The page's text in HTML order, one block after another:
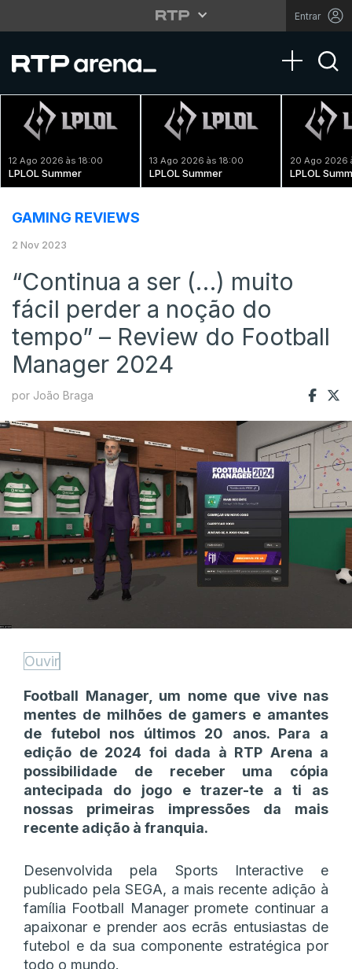
Entrar
Toggle
12 Ago 2026 às 18:00
LPLOL Summer
13 Ago 2026 às 18:00
LPLOL Summer
20 Ago 2026
LPLOL
GAMING REVIEWS
2 Nov 2023
“Continua a ser (…) muito
fácil perder a noção do
tempo” – Review do Football
Manager 2024
por João Braga
Ouvir
Football Manager, um nome que vive nas
mentes de milhões de gamers e amantes
de futebol nos últimos 20 anos. Para a
edição de 2024 foi dada à RTP Arena a
possibilidade de receber uma cópia
antecipada do jogo e trazer-te a ti as
nossas primeiras impressões da mais
recente adição à franquia.
Desenvolvida pela Sports Interactive e
publicado pela SEGA, a mais recente adição à
família Football Manager promete continuar a
apaixonar e prender aos ecrãs entusiastas de
futebol e da sua componente estratégica por
todo o mundo.